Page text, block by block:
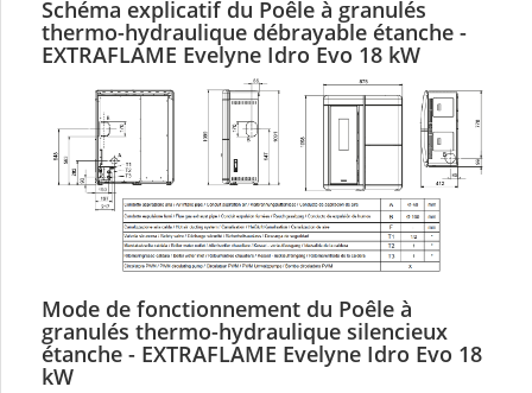
Schéma explicatif du Poêle à granulés
thermo-hydraulique débrayable étanche -
EXTRAFLAME Evelyne IdroEvo 18 kW
Mode de fonctionnement du Poêle à
granulés thermo-hydraulique silencieux
étanche - EXTRAFLAME Evelyne Idro Evo 18
kW